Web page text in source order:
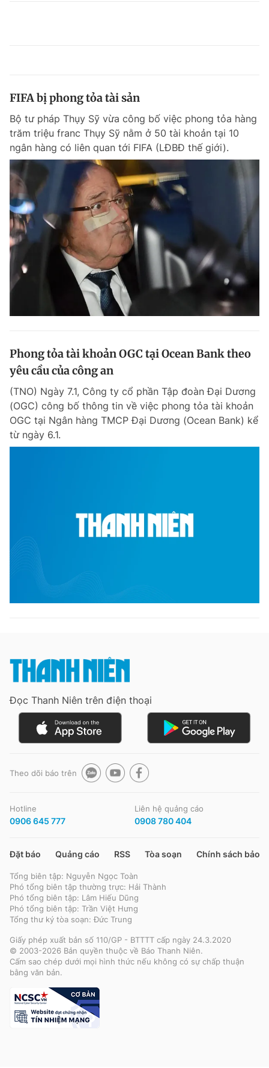
FIFA bị phong tỏa tài sản
Bộ tư pháp Thụy Sỹ vừa công bố việc phong tỏa hàng
trăm triệu franc Thụy Sỹ nằm ở 50 tài khoản tại 10
ngân hàng có liên quan tới FIFA (LĐBĐ thế giới).
Phong tỏa tài khoản OGC tại Ocean Bank theo
yêu cầu của công an
(TNO) Ngày 7.1, Công ty cổ phần Tập đoàn Đại Dương
(OGC) công bố thông tin về việc phong tỏa tài khoản
OGC tại Ngân hàng TMCP Đại Dương (Ocean Bank) kể
từ ngày 6.1.
Đọc Thanh Niên trên điện thoại
Theo dõi báo trên
Hotline
0906 645 777
Liên hệ quảng cáo
0908 780 404
Đặt báo Quảng cáo RSS Tòa soạn Chính sách bảo
Tổng biên tập: Nguyễn Ngọc Toàn
Phó tổng biên tập thường trực: Hải Thành
Phó tổng biên tập: Lâm Hiếu Dũng
Phó tổng biên tập: Trần Việt Hưng
Tổng thư ký tòa soạn: Đức Trung
Giấy phép xuất bản số 110/GP - BTTTT cấp ngày 24.3.2020
© 2003-2026 Bản quyền thuộc về Báo Thanh Niên.
Cấm sao chép dưới mọi hình thức nếu không có sự chấp thuận
bằng văn bản.